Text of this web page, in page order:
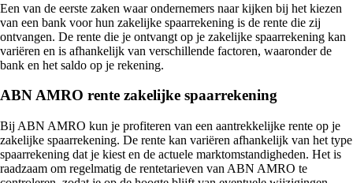
Een van de eerste zaken waar ondernemers naar kijken bij het kiezen
van een bank voor hun zakelijke spaarrekening is de rente die zij
ontvangen. De rente die je ontvangt op je zakelijke spaarrekening kan
variëren en is afhankelijk van verschillende factoren, waaronder de
bank en het saldo op je rekening.
ABN AMRO rente zakelijke spaarrekening
Bij ABN AMRO kun je profiteren van een aantrekkelijke rente op je
zakelijke spaarrekening. De rente kan variëren afhankelijk van het type
spaarrekening dat je kiest en de actuele marktomstandigheden. Het is
raadzaam om regelmatig de rentetarieven van ABN AMRO te